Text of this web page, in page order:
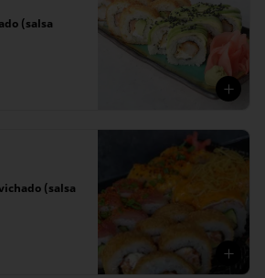
(salsa
(salsa